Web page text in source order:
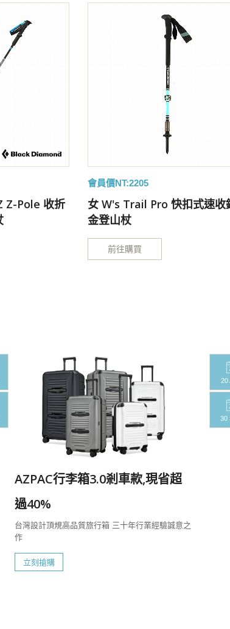
Z-Pole 收折
會員價NT:2205
女 W's Trail Pro 快扣式速收
金登山杖
前往購買
AZPAC行李箱3.0剎車款,現省超
過40%
台灣設計頂規高品質旅行箱 三十年行業經驗誠意之
作
立刻搶購
20
30